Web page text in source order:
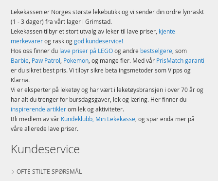
Lekekassen er Norges største lekebutikk og vi sender din ordre lynraskt
(1 - 3 dager) fra vårt lager i Grimstad.
Lekekassen tilbyr et stort utvalg av leker til lave priser, kjente
merkevarerog rask oggod kundeservice!
Hos oss finner du lave priser på LEGOog andre bestselgere, som
Barbie, Paw Patrol, Pokemon, og mange fler. Med vår PrisMatch garanti
er du sikret best pris. Vi tilbyr sikre betalingsmetoder som Vipps og
Klarna.
Vi er eksperter på leketøy og har vært i leketøysbransjen i over 70 år og
har alt du trenger for bursdagsgaver, lek og læring. Her finner du
inspirerende artiklerom lek og aktiviteter.
Bli medlem av vår Kundeklubb, Min Lekekasse, og spar enda mer på
våre allerede lave priser.
Kundeservice
OFTE STILTE SPØRSMÅL